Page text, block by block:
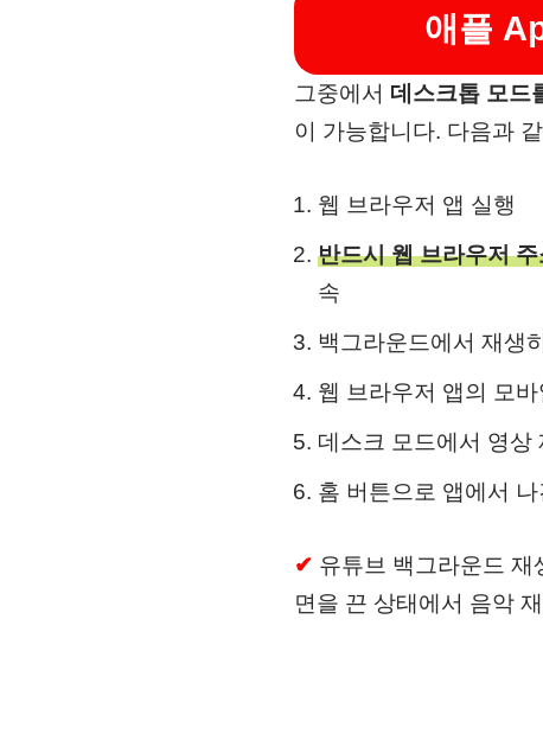
애플
그중에서 데스크톱 모드
이 가능합니다. 다음과
웹 브라우저 앱 실행
반드시 웹 브라우저
속
백그라운드에서 재생
웹 브라우저 앱의 모
데스크 모드에서 영상
홈 버튼으로 앱에서
✔ 유튜브 백그라운드
면을 끈 상태에서 음악